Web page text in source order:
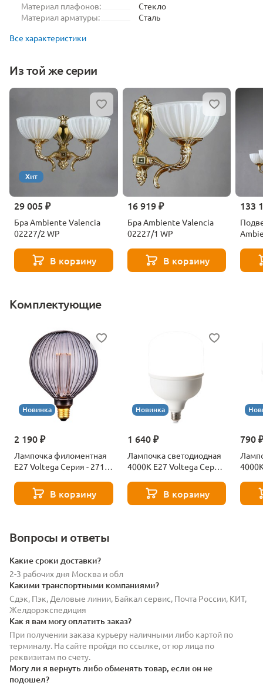
Материал плафонов:
Стекло
Материал арматуры:
Сталь
Все характеристики
Из той же серии
Хит
29 005 ₽
Бра Ambiente Valencia
02227/2 WP
В корзину
16 919 ₽
Бра Ambiente Valencia
02227/1 WP
В корзину
133
Комплектующие
Новинка
2 190 ₽
Лампочка филоментная
Е27 Voltega Серия - 271
В корзину
Новинка
1 640 ₽
Лампочка светодиодная
4000К Е27 Voltega Серия
В корзину
790
Вопросы и ответы
Какие сроки доставки?
2-3 рабочих дня Москва и обл
Какими транспортными компаниями?
Сдэк, Пэк, Деловые линии, Байкал сервис, Почта России, КИТ,
Желдорэкспедиция
Как я вам могу оплатить заказ?
При получении заказа курьеру наличными либо картой по
терминалу. На сайте пройдя по ссылке, от юр лица по
реквизитам по счету.
Могу ли я вернуть либо обменять товар, если он не
подошел?